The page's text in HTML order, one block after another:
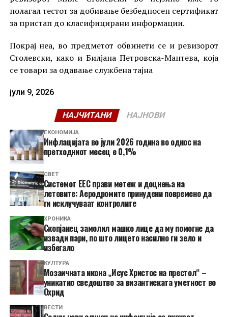
полагал тестот за добивање безбедносен сертификат
за пристап до класифицирани информации.
Покрај неа, во предметот обвинети се и ревизорот
Столевски, како и Билјана Петровска-Мантева, која
се товари за одавање службена тајна
јули 9, 2026
НАЈЧИТАНИ НАЈНОВИ
ЕКОНОМИЈА
Инфлацијата во јули 2026 година во однос на
претходниот месец е 0,1%
СВЕТ
Системот ЕЕС прави метеж и доцнења на
летовите: Аеродромите принудени повремено да
ги исклучуваат контролите
ХРОНИКА
Скопјанец замолил машко лице да му помогне да
извади пари, по што лицето насилно ги зело и
избегало
КУЛТУРА
Мозаичната икона „Исус Христос на престол“ –
уникатно сведоштво за византиската уметност во
Охрид
ВЕСТИ